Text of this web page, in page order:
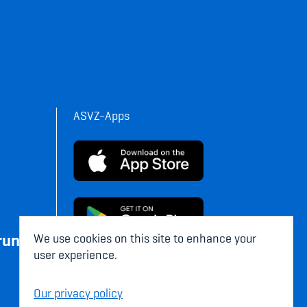
We use cookies on this site to enhance your
user experience.
Our privacy policy
ASVZ-Apps